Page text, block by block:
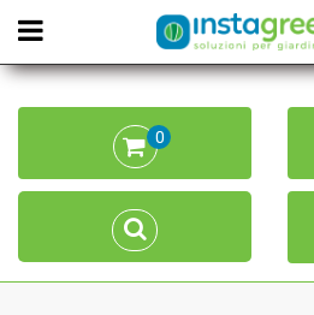
Open menu
0